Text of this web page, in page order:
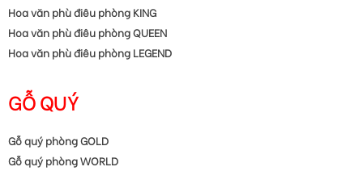
Hoa văn phù điêu phòng KING
Hoa văn phù điêu phòng QUEEN
Hoa văn phù điêu phòng LEGEND
GỖ QUÝ
Gỗ quý phòng GOLD
Gỗ quý phòng WORLD